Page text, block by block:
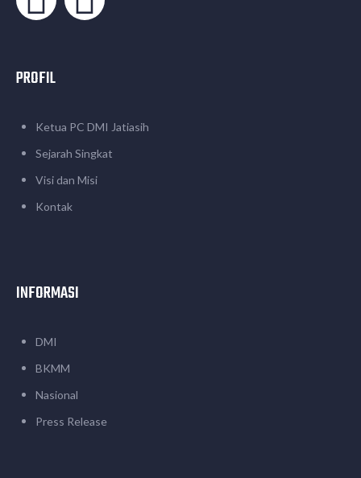
PROFIL
Ketua PC DMI Jatiasih
Sejarah Singkat
Visi dan Misi
Kontak
INFORMASI
DMI
BKMM
Nasional
Press Release